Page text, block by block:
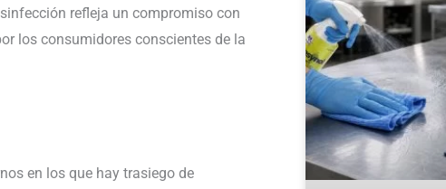
refleja un compromiso con
los consumidores conscientes de la
en los que hay trasiego de